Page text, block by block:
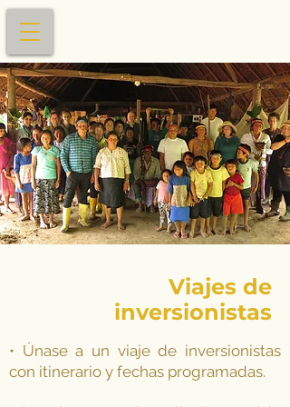
Viajes de
inversionistas
• Únase a un viaje de inversionistas
con itinerario y fechas programadas.